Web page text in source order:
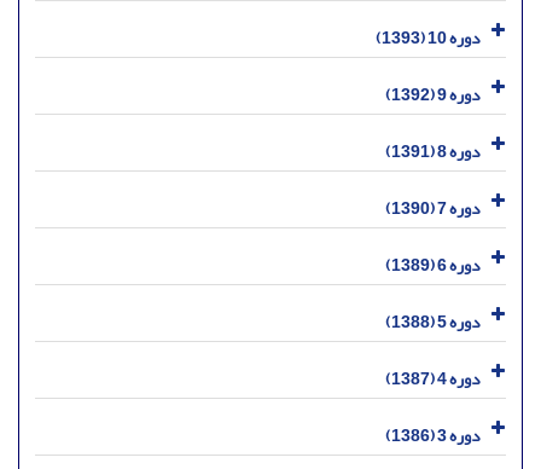
دوره 10 (1393)
دوره 9 (1392)
دوره 8 (1391)
دوره 7 (1390)
دوره 6 (1389)
دوره 5 (1388)
دوره 4 (1387)
دوره 3 (1386)